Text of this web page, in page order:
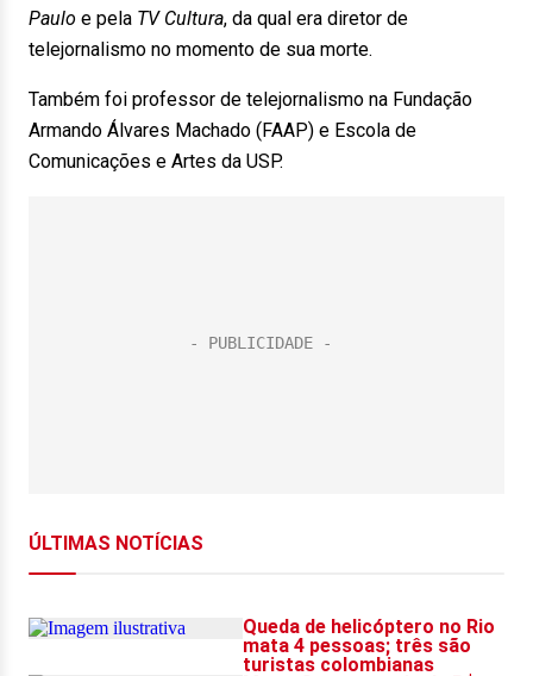
Paulo e pela TV Cultura, da qual era diretor de
telejornalismo no momento de sua morte.
Também foi professor de telejornalismo na Fundação
Armando Álvares Machado (FAAP) e Escola de
Comunicações e Artes da USP.